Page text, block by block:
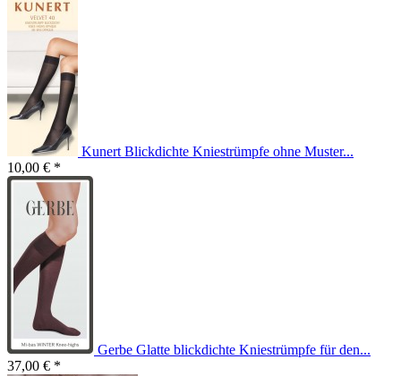
Kunert Blickdichte Kniestrümpfe ohne Muster...
10,00 € *
Gerbe Glatte blickdichte Kniestrümpfe für den...
37,00 € *